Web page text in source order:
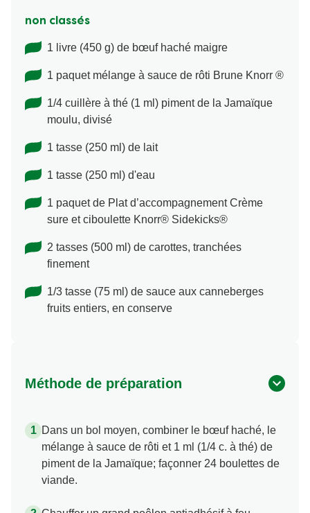
non classés
1 livre (450 g) de bœuf haché maigre
1 paquet mélange à sauce de rôti Brune Knorr ®
1/4 cuillère à thé (1 ml) piment de la Jamaïque
moulu, divisé
1 tasse (250 ml) de lait
1 tasse (250 ml) d'eau
1 paquet de Plat d’accompagnement Crème
sure et ciboulette Knorr® Sidekicks®
2 tasses (500 ml) de carottes, tranchées
finement
1/3 tasse (75 ml) de sauce aux canneberges
fruits entiers, en conserve
Méthode de préparation
Dans un bol moyen, combiner le bœuf haché, le
mélange à sauce de rôti et 1 ml (1/4 c. à thé) de
piment de la Jamaïque; façonner 24 boulettes de
viande.